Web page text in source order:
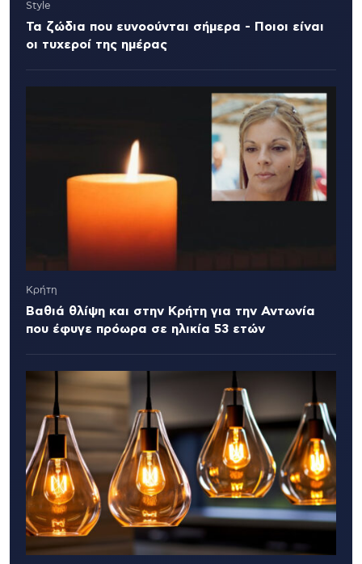
Style
Τα ζώδια που ευνοούνται σήμερα - Ποιοι είναι
οι τυχεροί της ημέρας
Κρήτη
Βαθιά θλίψη και στην Κρήτη για την Αντωνία
που έφυγε πρόωρα σε ηλικία 53 ετών